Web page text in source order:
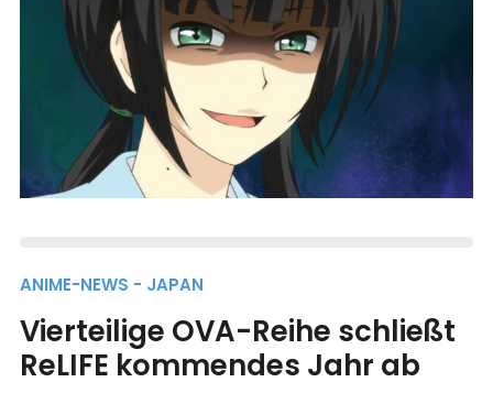
ANIME-NEWS - JAPAN
Vierteilige OVA-Reihe schließt
ReLIFE kommendes Jahr ab